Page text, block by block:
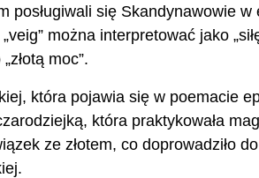
posługiwali się Skandynawowie w
można interpretować jako
moc”.
która pojawia się w poemacie
która praktykowała
ze złotem, co doprowadziło